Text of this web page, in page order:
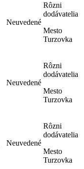
Neuvedené
Rôzni
dodávatelia
Mesto
Turzovka
Neuvedené
Rôzni
dodávatelia
Mesto
Turzovka
Neuvedené
Rôzni
dodávatelia
Mesto
Turzovka